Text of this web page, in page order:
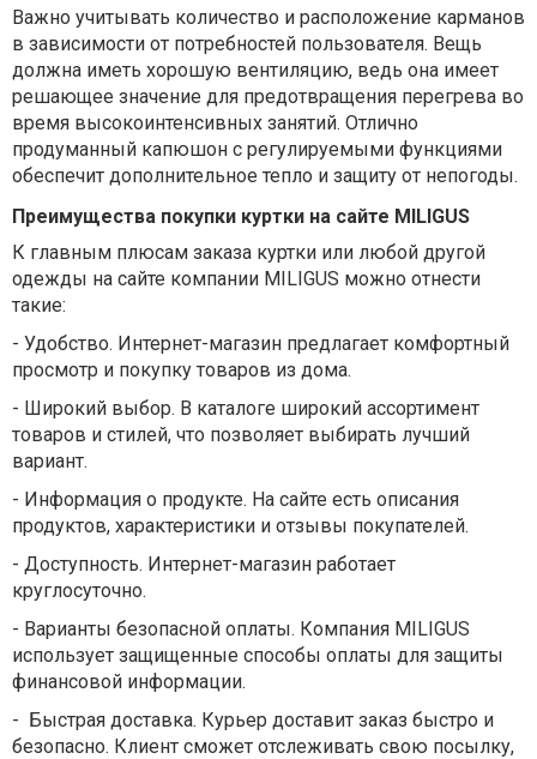
Важно учитывать количество и расположение карманов
в зависимости от потребностей пользователя. Вещь
должна иметь хорошую вентиляцию, ведь она имеет
решающее значение для предотвращения перегрева во
время высокоинтенсивных занятий. Отлично
продуманный капюшон с регулируемыми функциями
обеспечит дополнительное тепло и защиту от непогоды.
Преимущества покупки куртки на сайте MILIGUS
К главным плюсам заказа куртки или любой другой
одежды на сайте компании MILIGUS можно отнести
такие:
- Удобство. Интернет-магазин предлагает комфортный
просмотр и покупку товаров из дома.
- Широкий выбор. В каталоге широкий ассортимент
товаров и стилей, что позволяет выбирать лучший
вариант.
- Информация о продукте. На сайте есть описания
продуктов, характеристики и отзывы покупателей.
- Доступность. Интернет-магазин работает
круглосуточно.
- Варианты безопасной оплаты. Компания MILIGUS
использует защищенные способы оплаты для защиты
финансовой информации.
- Быстрая доставка. Курьер доставит заказ быстро и
безопасно. Клиент сможет отслеживать свою посылку,